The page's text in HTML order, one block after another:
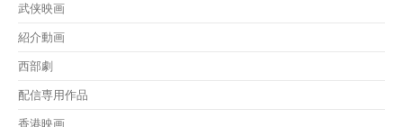
武侠映画
紹介動画
西部劇
配信専用作品
香港映画